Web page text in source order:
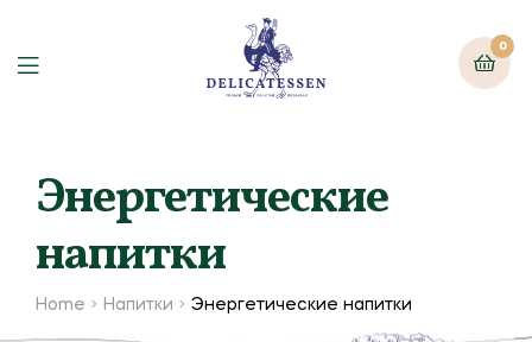
0
Энергетические
напитки
Home Напитки Энергетические напитки